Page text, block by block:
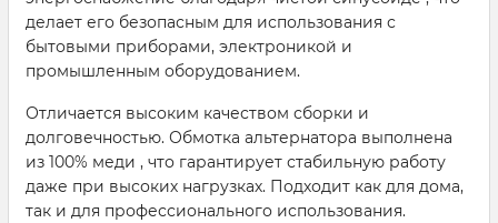
делает его безопасным для использования с
бытовыми приборами, электроникой и
промышленным оборудованием.
Отличается высоким качеством сборки и
долговечностью. Обмотка альтернатора выполнена
из 100% меди , что гарантирует стабильную работу
даже при высоких нагрузках. Подходит как для дома,
так и для профессионального использования.